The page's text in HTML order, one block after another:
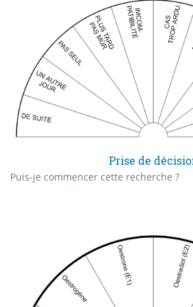
Prise de
Puis-je commencer cette recherche ?